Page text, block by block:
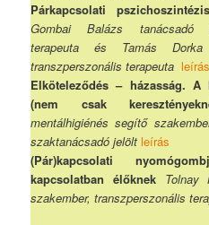
Párkapcsolati
Gombai Balázs tanácsadó
terapeuta és Tamás Dorka
transzperszonális terapeuta leírás
Elköteleződés – házasság. A
(nem csak
mentálhigiénés segítő
szaktanácsadó jelölt leírás
(Pár)kapcsolati
kapcsolatban élőknek Tolnay
szakember, transzperszonális